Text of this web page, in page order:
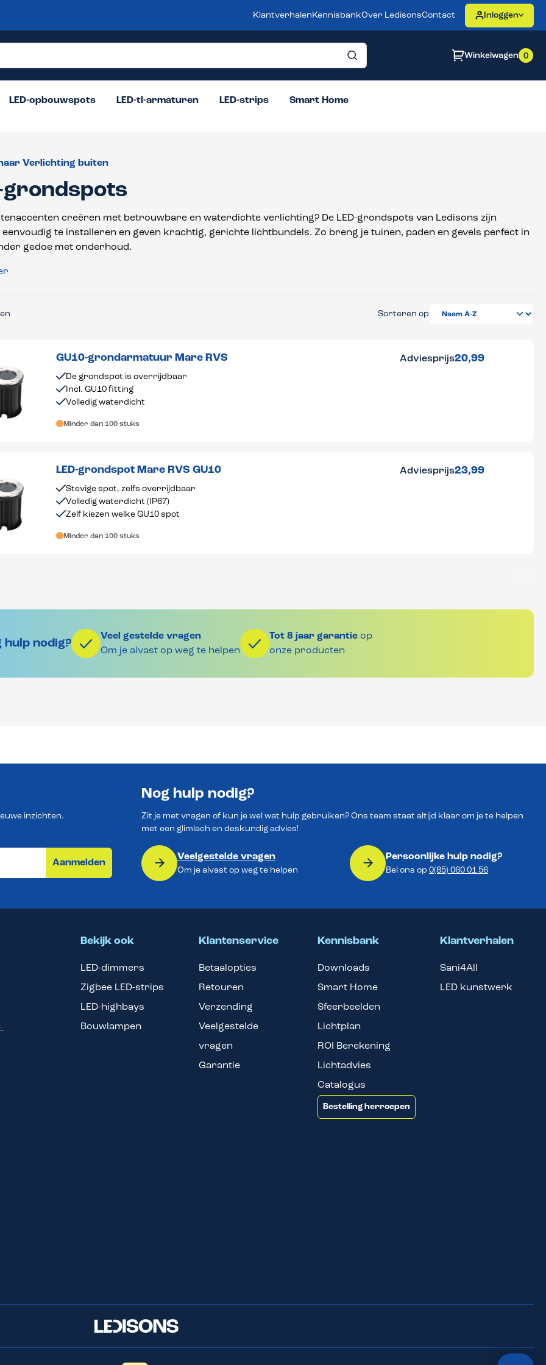
Klantverhalen KennisbankOver LedisonsContact Inloggen
Winkelwagen 0
LED-opbouwspots LED-tl-armaturen LED-strips Smart Home
Verlichting buiten
grondspots
creëren met betrouwbare en waterdichte verlichting? De LED-grondspots van Ledisons zijn
te installeren en geven krachtig, gerichte lichtbundels. Zo breng je tuinen, paden en gevels perfect in
gedoe met onderhoud.
Sorteren op
GU10-grondarmatuur Mare RVS
De grondspot is overrijdbaar
Incl. GU10 fitting
Volledig waterdicht
Minder dan 100 stuks
Adviesprijs20,99
LED-grondspot Mare RVS GU10
Stevige spot, zelfs overrijdbaar
Volledig waterdicht (IP67)
Zelf kiezen welke GU10 spot
Minder dan 100 stuks
Adviesprijs23,99
hulp nodig?
Veel gestelde vragen
Om je alvast op weg te helpen
Tot 8 jaar garantie op
onze producten
inzichten.
Aanmelden
Nog hulp nodig?
Zit je met vragen of kun je wel wat hulp gebruiken? Ons team staat altijd klaar om je te helpen
met een glimlach en deskundig advies!
Veelgestelde vragen
Om je alvast op weg te helpen
Persoonlijke hulp nodig?
Bel ons op 0(85) 060 01 56
Bekijk ook
LED-dimmers
Zigbee LED-strips
LED-highbays
Bouwlampen
Klantenservice
Betaalopties
Retouren
Verzending
Veelgestelde
vragen
Garantie
Kennisbank
Downloads
Smart Home
Sfeerbeelden
Lichtplan
ROI Berekening
Lichtadvies
Catalogus
Bestelling herroepen
Klantverhalen
Sani4All
LED kunstwerk